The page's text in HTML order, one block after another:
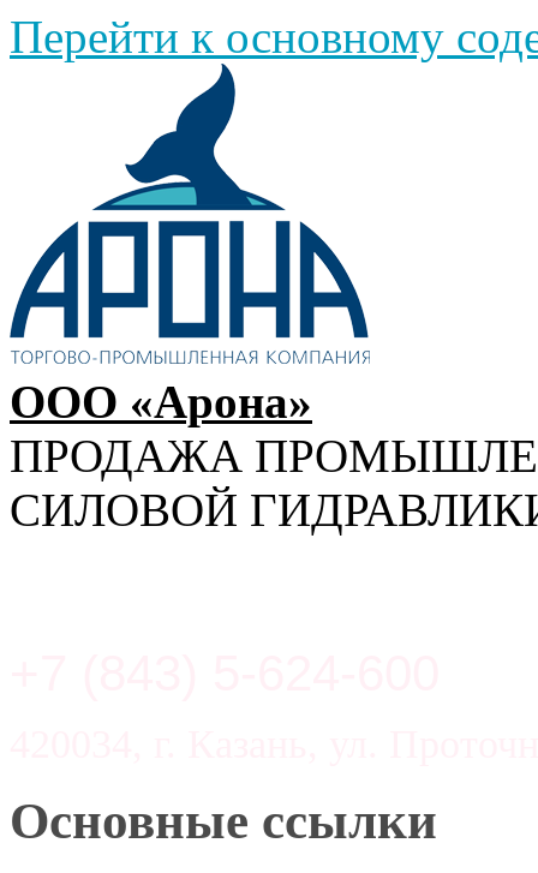
Перейти к основному
ООО «Арона»
ПРОДАЖА
СИЛОВОЙ
Основные ссылки